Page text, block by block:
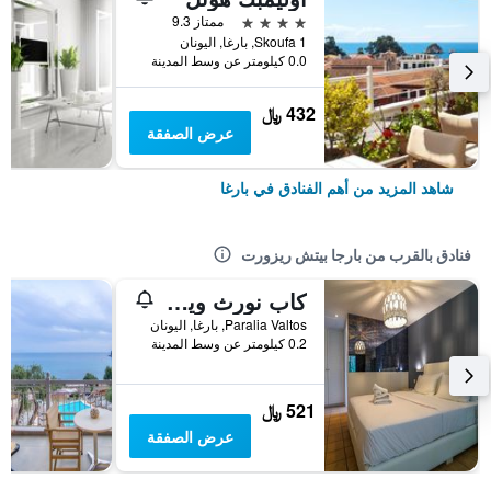
4 نجوم
ممتاز 9.3
Skoufa 1, بارغا, اليونان
0.0 كيلومتر عن وسط المدينة
432 ﷼
عرض الصفقة
شاهد المزيد من أهم الفنادق في بارغا
فنادق بالقرب من بارجا بيتش ريزورت
كاب نورث ويست
Paralia Valtos, بارغا, اليونان
0.2 كيلومتر عن وسط المدينة
521 ﷼
عرض الصفقة